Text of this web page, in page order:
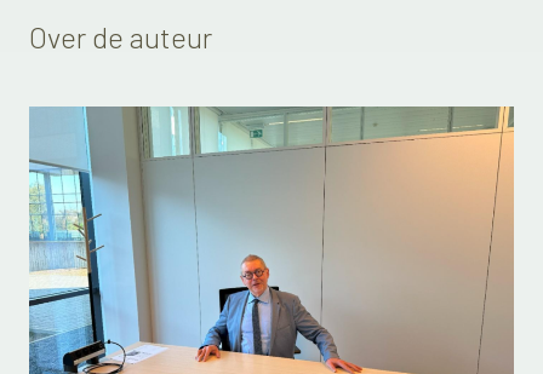
Over de auteur